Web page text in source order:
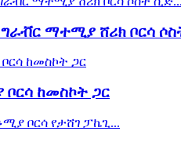
ማተሚያ ሸሪክ ቦርሳ
ከመስኮት ጋር